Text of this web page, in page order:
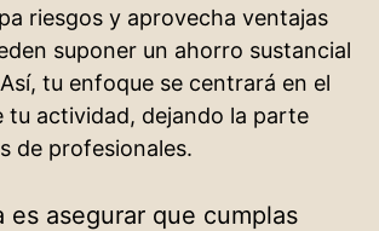
riesgos y aprovecha ventajas
suponer un ahorro sustancial
tu enfoque se centrará en el
tu actividad, dejando la parte
de profesionales.
es asegurar que cumplas